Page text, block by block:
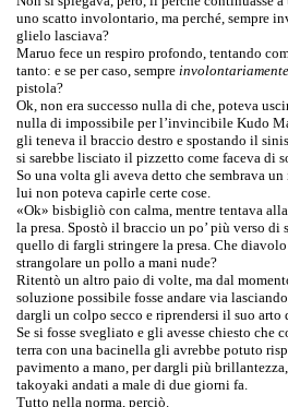
uno scatto involontario, ma perché, sempre
glielo lasciava?
Maruo fece un respiro profondo, tentando
tanto: e se per caso, sempre involontariamente
pistola?
Ok, non era successo nulla di che, poteva
nulla di impossibile per l’invincibile Kudo
gli teneva il braccio destro e spostando il
si sarebbe lisciato il pizzetto come faceva di
So una volta gli aveva detto che sembrava
lui non poteva capirle certe cose.
«Ok» bisbigliò con calma, mentre tentava
la presa. Spostò il braccio un po’ più verso di
quello di fargli stringere la presa. Che
strangolare un pollo a mani nude?
Ritentò un altro paio di volte, ma dal
soluzione possibile fosse andare via
dargli un colpo secco e riprendersi il suo arto
Se si fosse svegliato e gli avesse chiesto che
terra con una bacinella gli avrebbe potuto
pavimento a mano, per dargli più
takoyaki andati a male di due giorni fa.
Tutto nella norma, perciò.